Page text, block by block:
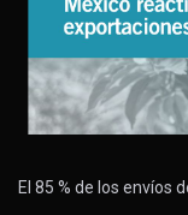
El 85 % de los envíos